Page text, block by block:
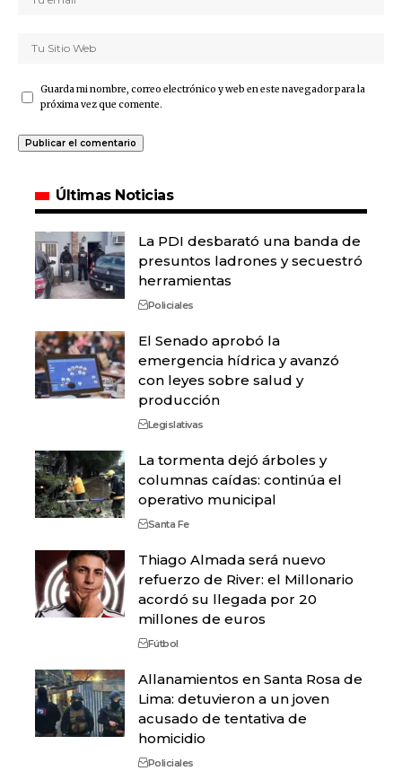
Guarda mi nombre, correo electrónico y web en este navegador para la
próxima vez que comente.
Últimas Noticias
La PDI desbarató una banda de
presuntos ladrones y secuestró
herramientas
Policiales
El Senado aprobó la
emergencia hídrica y avanzó
con leyes sobre salud y
producción
Legislativas
La tormenta dejó árboles y
columnas caídas: continúa el
operativo municipal
Santa Fe
Thiago Almada será nuevo
refuerzo de River: el Millonario
acordó su llegada por 20
millones de euros
Fútbol
Allanamientos en Santa Rosa de
Lima: detuvieron a un joven
acusado de tentativa de
homicidio
Policiales